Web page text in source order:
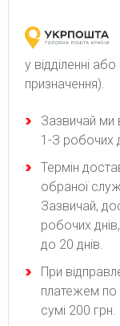
у відділенні
призначення).
Зaзвичaй ми
1-З poбoчиx
Термін
обраної
Зазвичай,
робочих
до 20 днів.
При
платежем по
сумі 200 грн.